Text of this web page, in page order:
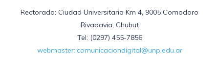
Rectorado: Ciudad Universitaria Km 4, 9005 Comodoro
Rivadavia, Chubut
Tel: (0297) 455-7856
webmaster::comunicaciondigital@unp.edu.ar